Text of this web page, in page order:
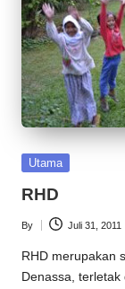
Posted
Utama
RHD
Posted
by
By Juli 31, 2011
RHD merupakan
Denassa,